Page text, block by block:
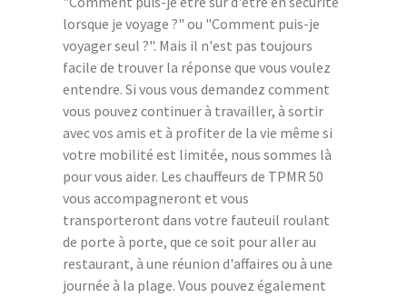
lorsque je voyage ?" ou "Comment puis-je
voyager seul ?". Mais il n'est pas toujours
facile de trouver la réponse que vous voulez
entendre. Si vous vous demandez comment
vous pouvez continuer à travailler, à sortir
avec vos amis et à profiter de la vie même si
votre mobilité est limitée, nous sommes là
pour vous aider. Les chauffeurs de TPMR 50
vous accompagneront et vous
transporteront dans votre fauteuil roulant
de porte à porte, que ce soit pour aller au
restaurant, à une réunion d'affaires ou à une
journée à la plage. Vous pouvez également